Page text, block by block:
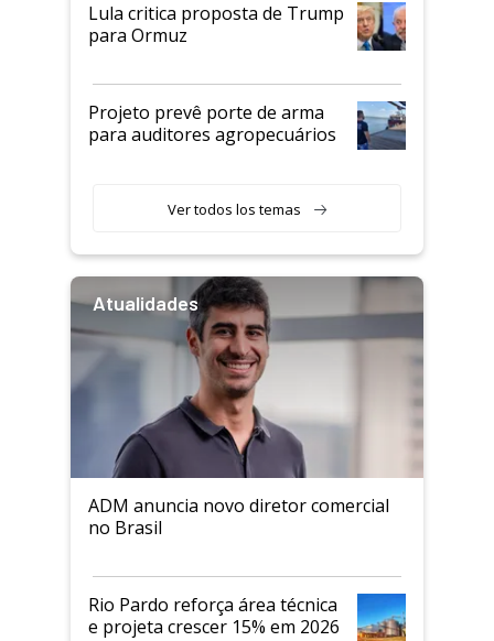
Lula critica proposta de Trump
para Ormuz
Projeto prevê porte de arma
para auditores agropecuários
Ver todos los temas
Atualidades
ADM anuncia novo diretor comercial
no Brasil
Rio Pardo reforça área técnica
e projeta crescer 15% em 2026